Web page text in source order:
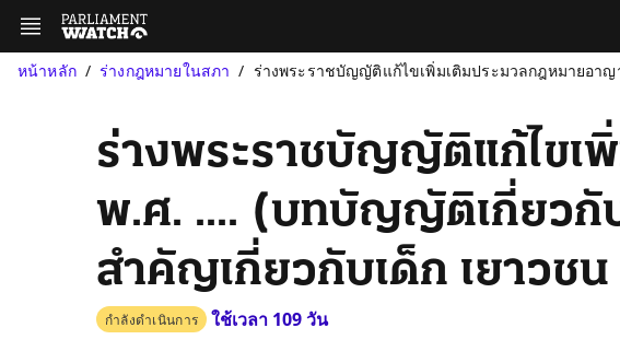
หน้าหลัก ร่างกฎหมายในสภา ร่างพระราชบัญญัติแก้ไขเพิ่มเติมประมวลกฎหมายอา
ร่างพระราชบัญญัติแก้ไขเ
พ.ศ. .... (บทบัญญัติเกี่ยวกั
สำคัญเกี่ยวกับเด็ก เยาวช
กำลังดำเนินการ ใช้เวลา 109 วัน